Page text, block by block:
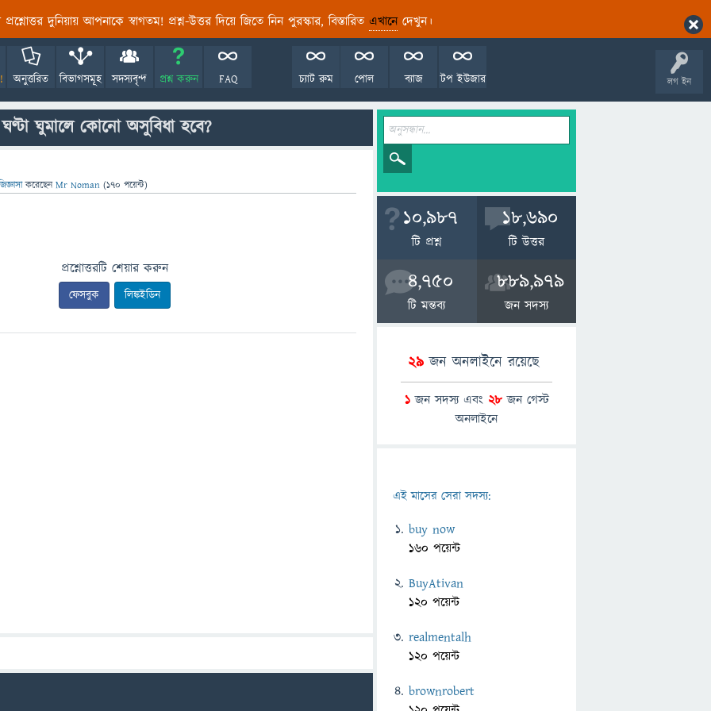
প্রশ্নোত্তর দুনিয়ায় আপনাকে স্বাগতম! প্রশ্ন-উত্তর দিয়ে জিতে নিন পুরস্কার, বিস্তারিত এখানেদেখুন।
লগ ইন
অনুত্তরিত বিভাগসমূহ সদস্যবৃন্দ প্রশ্ন করুন FAQ টপ ইউজার
ব্যাজ
পোল
চ্যাট রুম
ঘুমালে কোনো অসুবিধা হবে?
করেছেনMr Noman (170 পয়েন্ট)
প্রশ্নোত্তরটি শেয়ার করুন
ফেসবুক লিঙ্কইডিন
10,987
টি প্রশ্ন
18,690
টি উত্তর
4,750
টি মন্তব্য
889,979
জন সদস্য
29জন অনলাইনে রয়েছে
1জন সদস্য এবং 28জন গেস্ট
অনলাইনে
এই মাসের সেরা সদস্য:
buy now
160 পয়েন্ট
BuyAtivan
120 পয়েন্ট
realmentalh
120 পয়েন্ট
brownrobert